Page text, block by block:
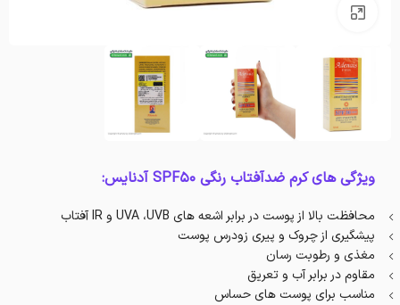
ویژگی های کرم ضدآفتاب رنگی SPF50 آدنایس:
محافظت بالا از پوست در برابر اشعه های UVA ،UVB و IR آفتاب
پیشگیری از چروک و پیری زودرس پوست
مغذی و رطوبت رسان
مقاوم در برابر آب و تعریق
مناسب برای پوست های حساس